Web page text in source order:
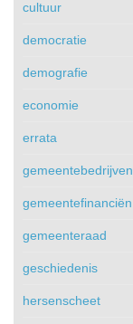
cultuur
democratie
demografie
economie
errata
gemeentebedrijven
gemeentefinanciën
gemeenteraad
geschiedenis
hersenscheet